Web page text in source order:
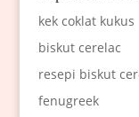
kek coklat kukus
biskut cerelac
resepi biskut
fenugreek